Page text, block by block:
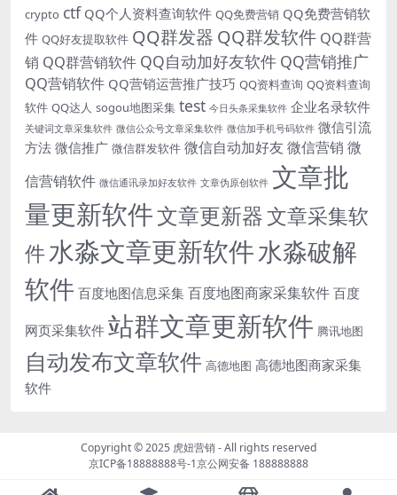
crypto ctf QQ个人资料查询软件 QQ免费营销 QQ免费营销软
件 QQ好友提取软件 QQ群发器 QQ群发软件 QQ群营
销 QQ群营销软件 QQ自动加好友软件 QQ营销推广
QQ营销软件 QQ营销运营推广技巧 QQ资料查询 QQ资料查询
软件 QQ达人 sogou地图采集 test 今日头条采集软件 企业名录软件
关键词文章采集软件 微信公众号文章采集软件 微信加手机号码软件 微信引流
方法 微信推广 微信群发软件 微信自动加好友 微信营销 微
信营销软件 微信通讯录加好友软件 文章伪原创软件 文章批
量更新软件文章更新器文章采集软
件水淼文章更新软件水淼破解
软件 百度地图信息采集 百度地图商家采集软件 百度
网页采集软件 站群文章更新软件 腾讯地图
自动发布文章软件 高德地图 高德地图商家采集
软件
Copyright © 2025 虎妞营销- All rights reserved
京ICP备18888888号-1京公网安备 188888888